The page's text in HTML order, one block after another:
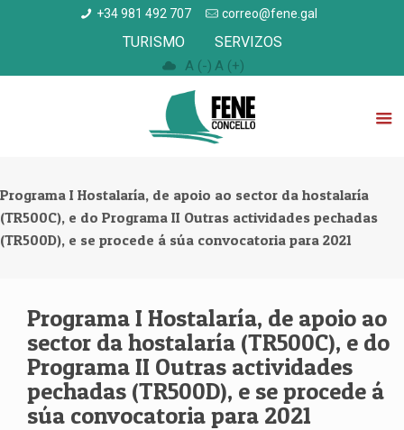
+34 981 492 707 correo@fene.gal
TURISMO SERVIZOS
A (-) A (+)
Programa I Hostalaría, de apoio ao sector da hostalaría
(TR500C), e do Programa II Outras actividades pechadas
(TR500D), e se procede á súa convocatoria para 2021
Programa I Hostalaría, de apoio ao
sector da hostalaría (TR500C), e do
Programa II Outras actividades
pechadas (TR500D), e se procede á
súa convocatoria para 2021